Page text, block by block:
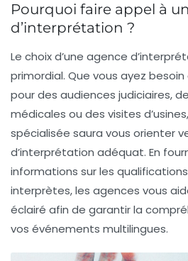
Pourquoi faire appel à
d’interprétation ?
Le choix d’une agence
primordial. Que vous ayez
pour des audiences judiciaires,
médicales ou des visites d’usines
spécialisée saura vous orienter
d’interprétation adéquat. En
informations sur les
interprètes, les agences vous
éclairé afin de garantir la
vos événements multilingues.